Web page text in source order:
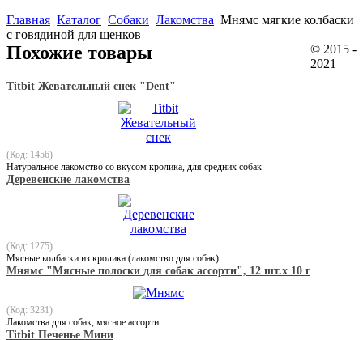
Главная Каталог Собаки Лакомства Мнямс мягкие колбаски
с говядиной для щенков
Похожие товары
Titbit Жевательный снек "Dent"
(Код: 1456)
Натуральное лакомство со вкусом кролика, для средних собак
Деревенские лакомства
(Код: 1275)
Мясные колбаски из кролика (лакомство для собак)
Мнямс "Мясные полоски для собак ассорти", 12 шт.х 10 г
(Код: 3231)
Лакомства для собак, мясное ассорти.
Titbit Печенье Мини
© 2015 -
2021